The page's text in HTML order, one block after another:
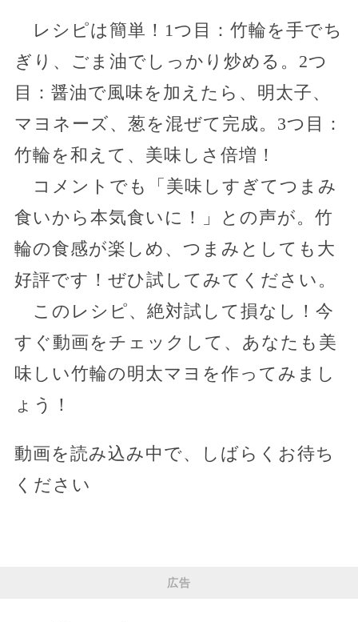
レシピは簡単！1つ目：竹輪を手でち
ぎり、ごま油でしっかり炒める。2つ
目：醤油で風味を加えたら、明太子、
マヨネーズ、葱を混ぜて完成。3つ目：
竹輪を和えて、美味しさ倍増！
コメントでも「美味しすぎてつまみ
食いから本気食いに！」との声が。竹
輪の食感が楽しめ、つまみとしても大
好評です！ぜひ試してみてください。
このレシピ、絶対試して損なし！今
すぐ動画をチェックして、あなたも美
味しい竹輪の明太マヨを作ってみまし
ょう！
動画を読み込み中で、しばらくお待ち
ください
広告